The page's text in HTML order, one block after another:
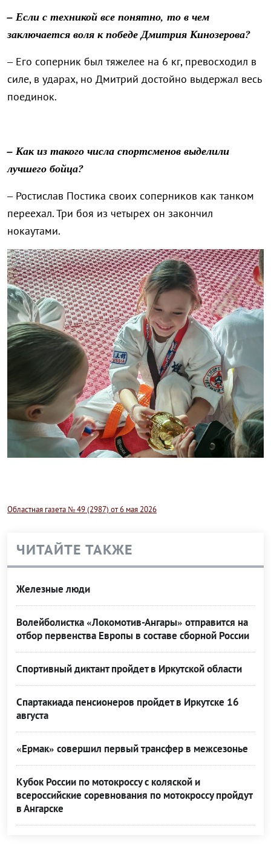
– Если с техникой все понятно, то в чем
заключается воля к победе Дмитрия Кинозерова?
– Его соперник был тяжелее на 6 кг, превосходил в
силе, в ударах, но Дмитрий достойно выдержал весь
поединок.
– Как из такого числа спортсменов выделили
лучшего бойца?
– Ростислав Постика своих соперников как танком
переехал. Три боя из четырех он закончил
нокаутами.
Областная газета № 49 (2987) от 6 мая 2026
ЧИТАЙТЕ ТАКЖЕ
Железные люди
Волейболистка «Локомотив-Ангары» отправится на
отбор первенства Европы в составе сборной России
Спортивный диктант пройдет в Иркутской области
Спартакиада пенсионеров пройдет в Иркутске 16
августа
«Ермак» совершил первый трансфер в межсезонье
Кубок России по мотокроссу с коляской и
всероссийские соревнования по мотокроссу пройдут
в Ангарске